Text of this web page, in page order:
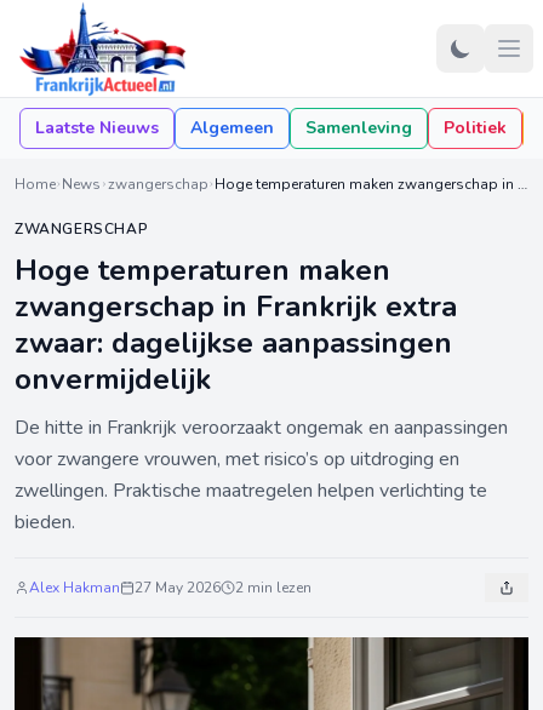
Laatste Nieuws Algemeen Samenleving Politiek
Home News zwangerschap Hoge temperaturen maken zwangerschap in Frankrijk extra zwaar: dagelijkse aanpassingen onvermijdelijk
ZWANGERSCHAP
Hoge temperaturen maken
zwangerschap in Frankrijk extra
zwaar: dagelijkse aanpassingen
onvermijdelijk
De hitte in Frankrijk veroorzaakt ongemak en aanpassingen
voor zwangere vrouwen, met risico’s op uitdroging en
zwellingen. Praktische maatregelen helpen verlichting te
bieden.
Alex Hakman 27 May 2026 2 min lezen